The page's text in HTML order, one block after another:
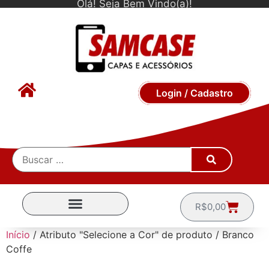
Olá! Seja Bem Vindo(a)!
Login / Cadastro
R$0,00
Início / Atributo "Selecione a Cor" de produto / Branco
Coffe